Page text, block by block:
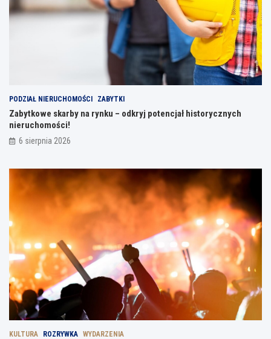
PODZIAŁ NIERUCHOMOŚCI ZABYTKI
Zabytkowe skarby na rynku – odkryj potencjał historycznych
nieruchomości!
6 sierpnia 2026
KULTURA ROZRYWKA WYDARZENIA